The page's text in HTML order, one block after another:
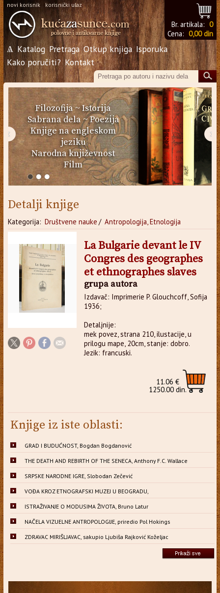
novi korisnik korisnički ulaz
Br. artikala: 0
Cena: 0,00 din
Ѧ Katalog Pretraga Otkup knjiga Isporuka
Kako poručiti? Kontakt
Filozofija~Istorija
Sabrana dela~Poezija
Knjige na engleskom
jeziku
Narodna književnost
Film
‹ ›
Detalji knjige
Kategorija: Društvene nauke / Antropologija, Etnologija
La Bulgarie devant le IV
Congres des geographes
et ethnographes slaves
grupa autora
Izdavač: Imprimerie P. Glouchcoff, Sofija
1936;
Detaljnije:
mek povez, strana 210, ilustacije, u
prilogu mape, 20cm, stanje: dobro.
Jezik: francuski.
11.06 €
1250.00 din.
Knjige iz iste oblasti:
GRAD I BUDUĆNOST, Bogdan Bogdanović
THE DEATH AND REBIRTH OF THE SENECA, Anthony F.C. Wallace
SRPSKE NARODNE IGRE, Slobodan Zečević
VOĐA KROZ ETNOGRAFSKI MUZEJ U BEOGRADU,
ISTRAŽIVANJE O MODUSIMA ŽIVOTA, Bruno Latur
NAČELA VIZUELNE ANTROPOLOGIJE, priredio Pol Hokings
ZDRAVAC MIRIŠLJAVAC, sakupio Ljubiša Rajković Koželjac